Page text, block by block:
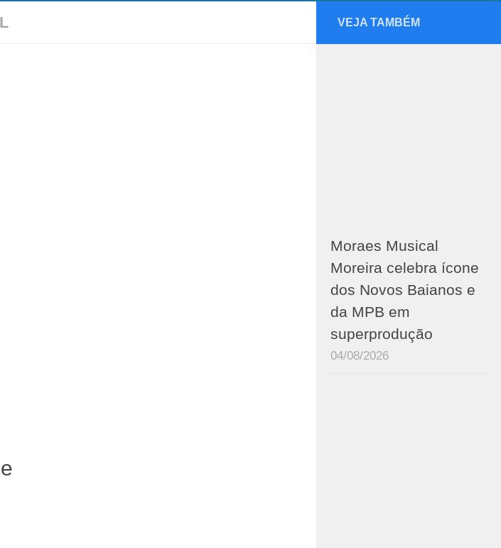
VEJA TAMBÉM
Moraes Musical
Moreira celebra ícone
dos Novos Baianos e
da MPB em
superprodução
04/08/2026